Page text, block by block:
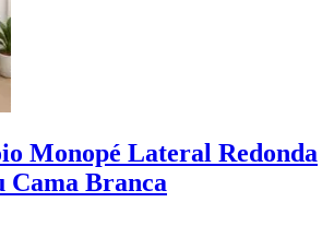
Monopé Lateral Redonda
Cama Branca